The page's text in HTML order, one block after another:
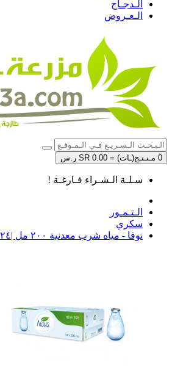
الـدجـاج
الـعـروض
0 مـنـتـج(ـات) = SR 0.00 ر.س
سـلـة الـشـراء فـارغـة !
الـتـمـور
سكري
نوفا - مياه شرب معدنية ٢٠٠ مل |٢٤ عبوة |